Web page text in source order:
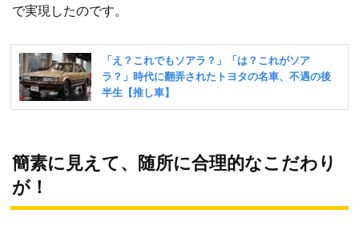
で実現したのです。
簡素に見えて、随所に合理的なこだわり
が！